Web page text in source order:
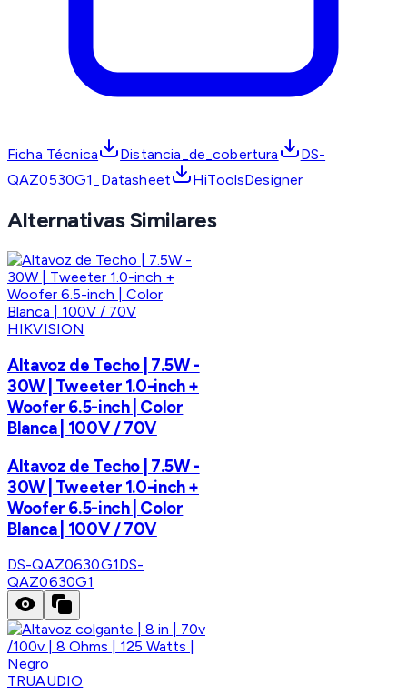
Ficha Técnica Distancia_de_cobertura
DS-
QAZ0530G1_Datasheet
HiToolsDesigner
Alternativas Similares
HIKVISION
Altavoz de Techo | 7.5W -
30W | Tweeter 1.0-inch +
Woofer 6.5-inch | Color
Blanca | 100V / 70V
Altavoz de Techo | 7.5W -
30W | Tweeter 1.0-inch +
Woofer 6.5-inch | Color
Blanca | 100V / 70V
DS-QAZ0630G1DS-
QAZ0630G1
TRUAUDIO